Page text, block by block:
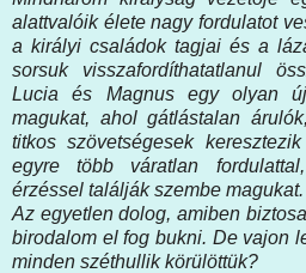
alattvalóik élete nagy fordulatot
a királyi családok tagjai és a
sorsuk visszafordíthatatlanul
Lucia és Magnus egy olyan
magukat, ahol gátlástalan
titkos szövetségesek
egyre több váratlan
érzéssel találják szembe magukat.
Az egyetlen dolog, amiben
birodalom el fog bukni. De vajon
minden széthullik körülöttük?